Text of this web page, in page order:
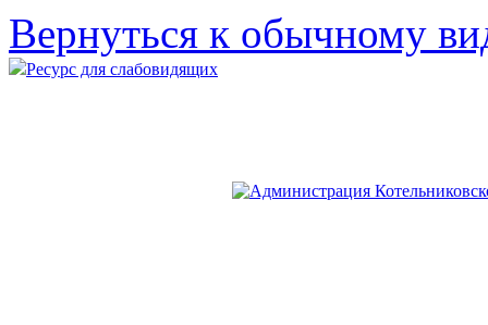
Вернуться к обычному
Ресурс для слабовидящих